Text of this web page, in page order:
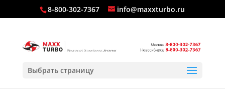
8-800-302-7367 info@maxxturbo.ru
Выбрать страницу